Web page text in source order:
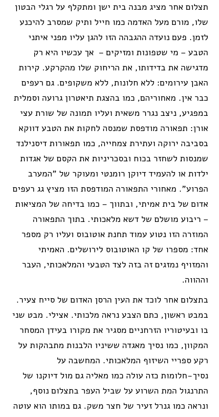
תצלום אחר מציג מבנה בית ישן ומתקלף על רגלי הבטון
שלו, מורם מעל האדמה כמו חייל ותיק שמסרב להיכנע
לזמן. פעם נועדה ההגבהה הזו להגן עליו מפני איתני
הטבע – מי שטפונות ומזיקים – אך עכשיו היא רק
מדגישה את בדידותו, את הריחוק שלו מהקרקע. קירות
האבן עירומים: ללא חלונות, ללא משקופים. גם רעפים
כבר אין. מאחוריהם, כמו בהצגת תיאטרון גרועה וסמלית
במפגיע, ניצב נגרר משאית ועליו תמונה של שורת עצי
אורן: תפאורה מודפסת שמנסה לחקות את הטבע דווקא
בסביבה ירוקה ועתירת צמחייה, כמו תפאורות דיסנילנד
שמנסות לשחזר בכוח ובסכריניות את הקסם של אגדות
ילדות או להעמיד דיוקן רומנטי ומעוקר של "המערב
הפרוע". מאחורי התפאורה המודפסת הזו מציץ גג רעפים
אדום של בית אמיתי, ובתווך – כמו בדיחה של המציאות
– ריבוע מושלם של דשא מלאכותי. בתוך התפאורה
המוזרה הזו נטוע עמוד תחנת אוטובוס ועליו רק מספר
אחד: מספרו של קו האוטובוס לירושלים. האמיתי
והמזויף נמזגים זה בזה לצד הטבעי והמלאכותי, העבר
וההווה.
בתצלום אחר לוכד את העין הרסן האדום של סייח צעיר.
במבט ראשון, כתם הצבע נראה מלכותי. אצילי. מבט שני
בו ובעיטוריו הזרחניים מסגיר את מקורו בעידן המסחר
המקוון, כמו נסיך מאגדה ששיניו הלבנות מתבהקות על
רקע ספריי השיזוף המלאכותי. המחשבה על
נסיך-חלומות כזה עולה כמו מאליה גם מול דיוקנו של
התרנגול המת השרוע על שביל העפר בתצלום נוסף,
ונראה כמו גנרל זעיר של חצר משק. גם במותו הוא עוטה